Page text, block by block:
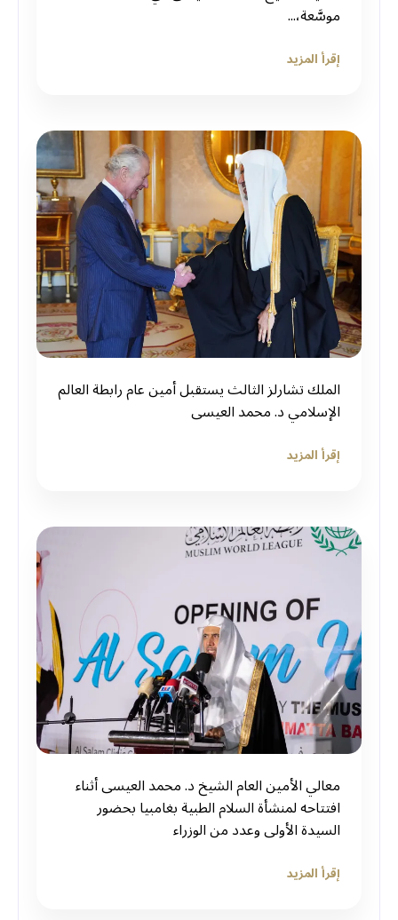
موسَّعة،...
إقرأ المزيد
الملك تشارلز الثالث يستقبل أمين عام رابطة العالم
الإسلامي د. محمد العيسى
إقرأ المزيد
معالي الأمين العام الشيخ د. محمد العيسى أثناء
افتتاحه لمنشأة السلام الطبية بغامبيا بحضور
السيدة الأولى وعدد من الوزراء
إقرأ المزيد